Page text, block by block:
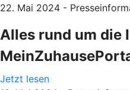
22. Mai 2024 -
Alles rund um die
Jetzt lesen